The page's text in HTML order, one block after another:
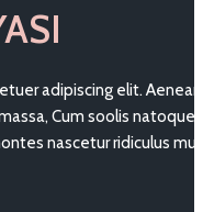
adipiscing elit. Aenean
Cum soolis natoque
nascetur ridiculus mus